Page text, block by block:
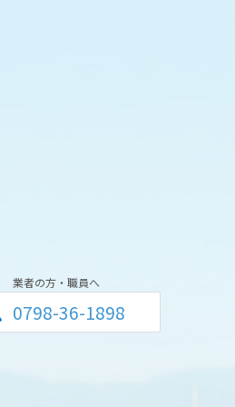
業者の方・職員へ
0798-36-1898